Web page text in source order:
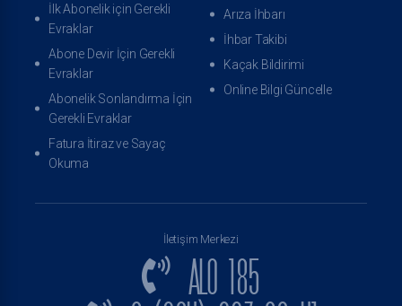
İlk Abonelik için Gerekli
Evraklar
Abone Devir İçin Gerekli
Evraklar
Abonelik Sonlandırma İçin
Gerekli Evraklar
Fatura İtiraz ve Sayaç
Okuma
Arıza İhbarı
İhbar Takibi
Kaçak Bildirimi
Online Bilgi Güncelle
İletişim Merkezi
ALO 185